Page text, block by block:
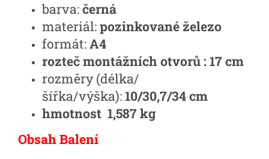
barva:černá
materiál:pozinkované železo
formát:A4
rozteč montážních otvorů : 17 cm
rozměry (délka/
šířka/výška):10/30,7/34 cm
hmotnost 1,587 kg
Obsah Balení